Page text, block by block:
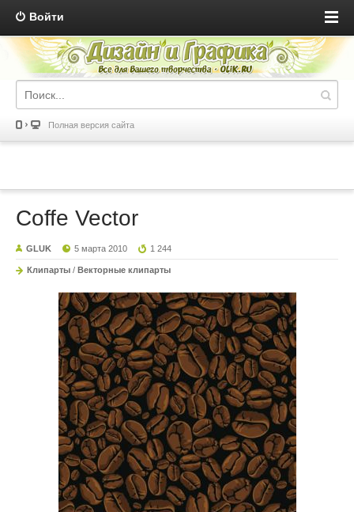
Войти
Полная версия сайта
Coffe Vector
GLUK 5 марта 2010 1 244
Клипарты / Векторные клипарты